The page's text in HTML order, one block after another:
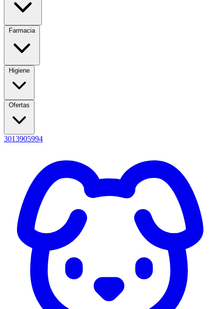
Farmacia
Higiene
Ofertas
3013905994